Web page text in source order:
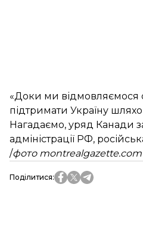
«Доки ми відмовляємося
підтримати Україну
Нагадаємо, уряд Канади
адміністрації РФ,
/фото montrealgazette.com
Поділитися: